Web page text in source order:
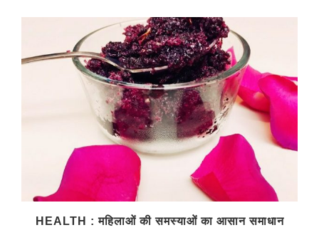
HEALTH : महिलाओं की समस्‍याओं का आसान समाधान